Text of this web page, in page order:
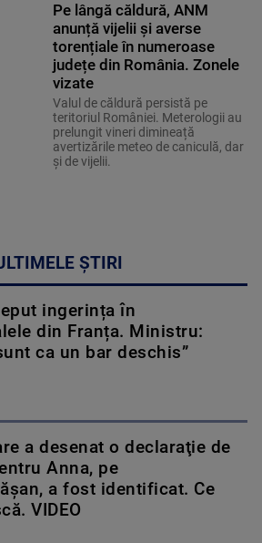
Pe lângă căldură, ANM
anunță vijelii și averse
torențiale în numeroase
județe din România. Zonele
vizate
Valul de căldură persistă pe
teritoriul României. Meterologii au
prelungit vineri dimineață
avertizările meteo de caniculă, dar
și de vijelii.
ȘTIRI
ingerința în
din Franța. Ministru:
ca un bar deschis”
a desenat o declaraţie de
Anna, pe
a fost identificat. Ce
VIDEO